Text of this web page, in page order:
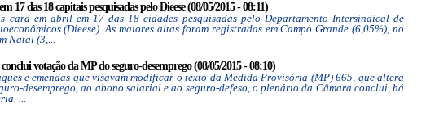
17 das 18 capitais pesquisadas pelo Dieese (08/05/2015 - 08:11)
cara em abril em 17 das 18 cidades pesquisadas pelo Departamento Intersindical de
(Dieese). As maiores altas foram registradas em Campo Grande (6,05%), no
Natal (3,...
votação da MP do seguro-desemprego (08/05/2015 - 08:10)
e emendas que visavam modificar o texto da Medida Provisória (MP) 665, que altera
desemprego, ao abono salarial e ao seguro-defeso, o plenário da Câmara conclui, há
...